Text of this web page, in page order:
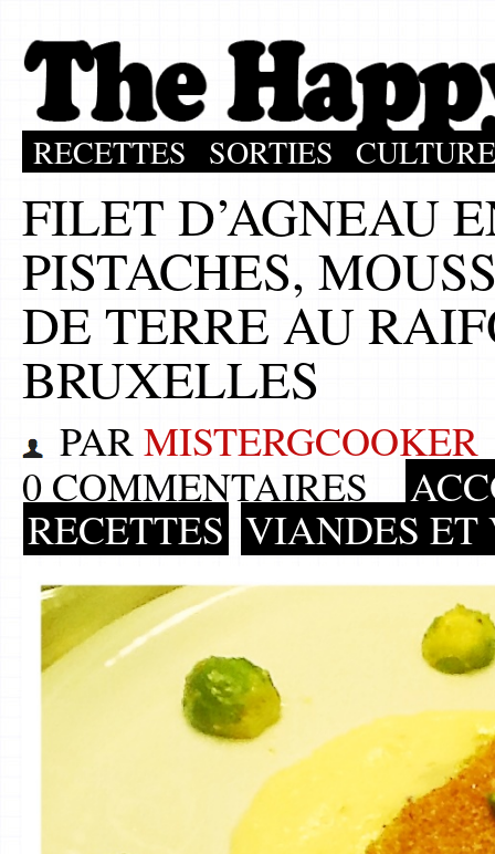
RECETTES SORTIES CULTURE
FILET D’AGNEAU
PISTACHES,
DE TERRE AU
BRUXELLES
PARMISTERGCOOKER
0 COMMENTAIRES
RECETTES VIANDES